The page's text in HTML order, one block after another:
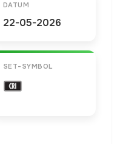
DATUM
22-05-2026
SET-SYMBOL